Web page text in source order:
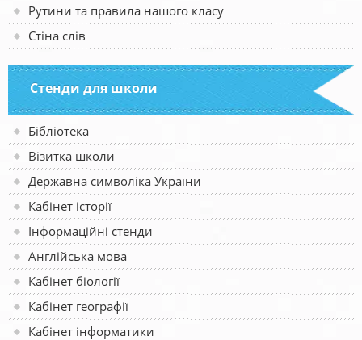
Рутини та правила нашого класу
Стіна слів
Стенди для школи
Бібліотека
Візитка школи
Державна символіка України
Кабінет історії
Інформаційні стенди
Англійська мова
Кабінет біології
Кабінет географії
Кабінет інформатики